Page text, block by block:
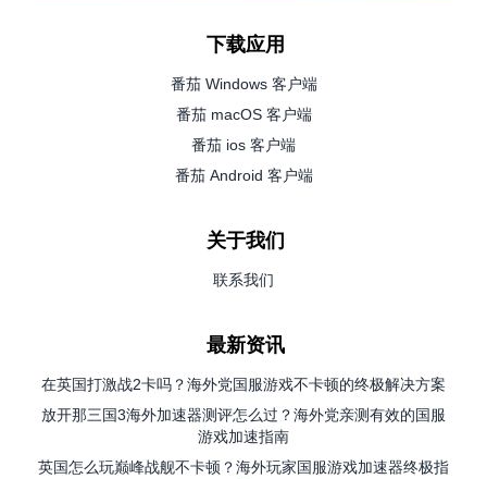
下载应用
番茄 Windows 客户端
番茄 macOS 客户端
番茄 ios 客户端
番茄 Android 客户端
关于我们
联系我们
最新资讯
在英国打激战2卡吗？海外党国服游戏不卡顿的终极解决方案
放开那三国3海外加速器测评怎么过？海外党亲测有效的国服
游戏加速指南
英国怎么玩巅峰战舰不卡顿？海外玩家国服游戏加速器终极指